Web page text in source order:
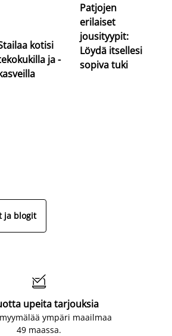
kotisi
ja -
Patjojen
erilaiset
jousityypit:
Löydä itsellesi
sopiva tuki
ja blogit

upeita tarjouksia
ympäri maailmaa
49 maassa.